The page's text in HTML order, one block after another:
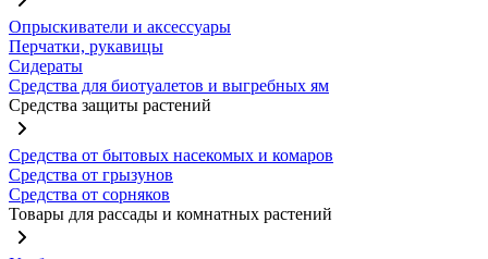
Опрыскиватели и аксессуары
Перчатки, рукавицы
Сидераты
Средства для биотуалетов и выгребных ям
Средства защиты растений
Средства от бытовых насекомых и комаров
Средства от грызунов
Средства от сорняков
Товары для рассады и комнатных растений